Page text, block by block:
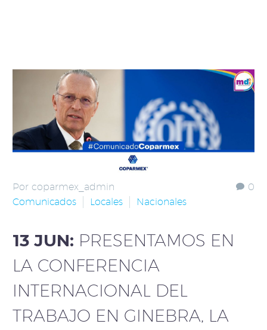
0
Por coparmex_admin
Comunicados
Locales Nacionales
13 JUN: PRESENTAMOS EN
LA CONFERENCIA
INTERNACIONAL DEL
TRABAJO EN GINEBRA, LA